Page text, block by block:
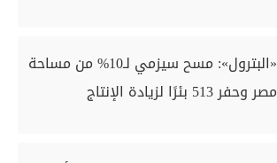
«البترول»: مسح سيزمي لـ10% من مساحة
مصر وحفر 513 بئرًا لزيادة الإنتاج